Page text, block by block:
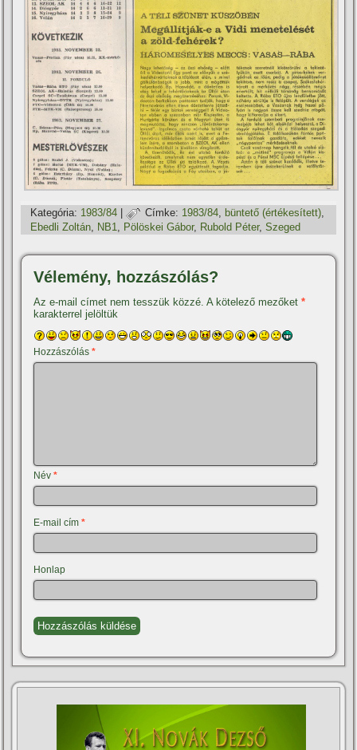
Kategória: 1983/84 | Címke: 1983/84, büntető (értékesí­tett),
Ebedli Zoltán, NB1, Pölöskei Gábor, Rubold Péter,Szeged
Vélemény, hozzászólás?
Az e-mail címet nem tesszük közzé. A kötelező mezőket*
karakterrel jelöltük
Hozzászólás*
Név*
E-mail cím*
Honlap